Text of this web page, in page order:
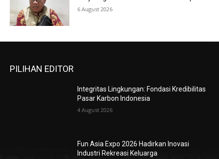
6 August 2026
PILIHAN EDITOR
Integritas Lingkungan: Fondasi Kredibilitas
Pasar Karbon Indonesia
4 August 2026
Fun Asia Expo 2026 Hadirkan Inovasi
Industri Rekreasi Keluarga